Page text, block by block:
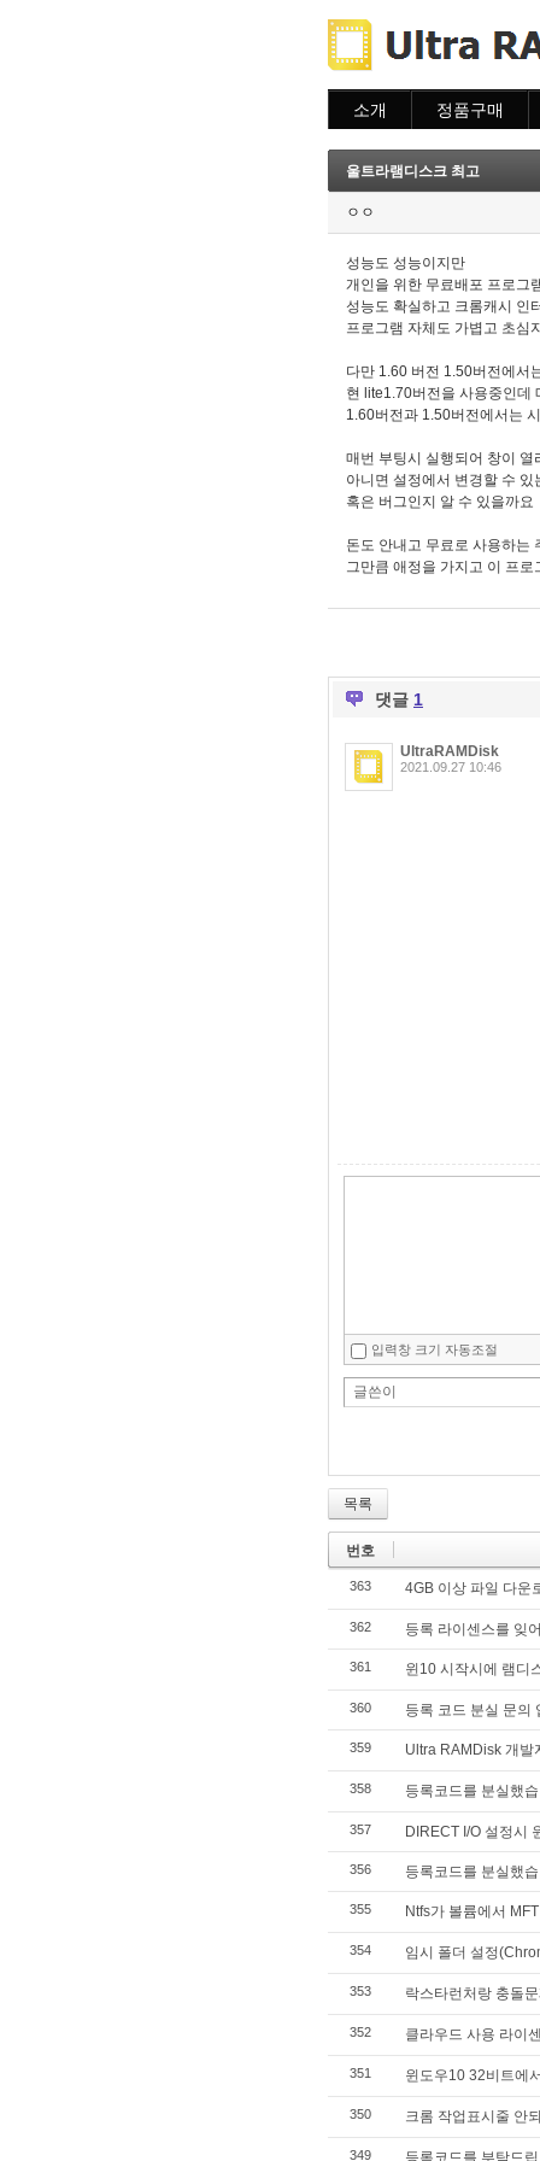
소개 정품구매
주문조회
이용안내
울트라램디스크 최고
ㅇㅇ
성능도 성능이지만
개인을 위한 무료배포 프로그
성능도 확실하고 크롬캐시 인
프로그램 자체도 가볍고 초심
다만 1.60 버전 1.50버전에서
현 lite1.70버전을 사용중인데
1.60버전과 1.50버전에서는
매번 부팅시 실행되어 창이
아니면 설정에서 변경할 수 있
혹은 버그인지 알 수 있을까요
돈도 안내고 무료로 사용하는
그만큼 애정을 가지고 이 프
댓글 1
UltraRAMDisk
2021.09.27 10:46
입력창 크기 자동조절
글쓴이
목록
번호
363 4GB 이상 파일 다운
362 등록 라이센스를 잊
361 윈10 시작시에 램디
360 등록 코드 분실 문의
359 Ultra RAMDisk 개발
358 등록코드를 분실했
357 DIRECT I/O 설정시
356 등록코드를 분실했
355 Ntfs가 볼륨에서
354 임시 폴더 설정
353 락스타런처랑 충돌
352 클라우드 사용 라이
351 윈도우10 32비트에
350 크롬 작업표시줄 안
349 등록코드를 부탁드